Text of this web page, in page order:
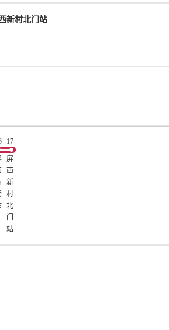
新村北门站
17
屏
西
新
村
北
门
站